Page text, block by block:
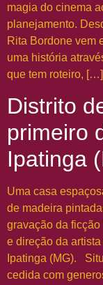
magia do cinema
planejamento.
Rita Bordone vem
uma história
que tem roteiro, […]
Distrito
primeiro
Ipatinga
Uma casa
de madeira
gravação da ficção
e direção da
Ipatinga (MG).
cedida com